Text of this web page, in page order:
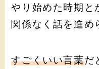
やり始めた時期と
関係なく話を進め
すごくいい言葉だ